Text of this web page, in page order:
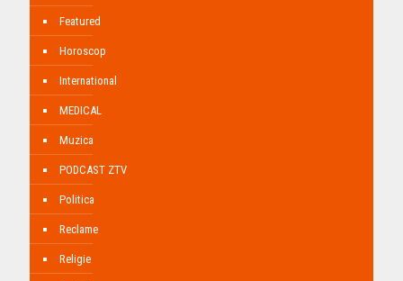
Featured
Horoscop
International
MEDICAL
Muzica
PODCAST ZTV
Politica
Reclame
Religie